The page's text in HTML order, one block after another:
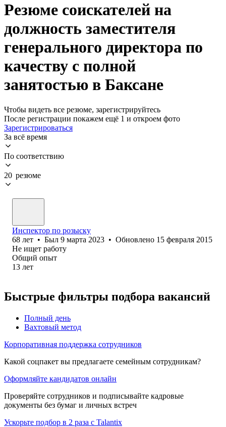
Резюме соискателей на
должность заместителя
генерального директора по
качеству с полной
занятостью в Баксане
Чтобы видеть все резюме, зарегистрируйтесь
После регистрации покажем ещё 1 и откроем фото
Зарегистрироваться
За всё время
По соответствию
20 резюме
Инспектор по розыску
68 лет • Был 9 марта 2023 • Обновлено 15 февраля 2015
Не ищет работу
Общий опыт
13 лет
Быстрые фильтры подбора вакансий
Полный день
Вахтовый метод
Корпоративная поддержка сотрудников
Какой соцпакет вы предлагаете семейным сотрудникам?
Оформляйте кандидатов онлайн
Проверяйте сотрудников и подписывайте кадровые
документы без бумаг и личных встреч
Ускорьте подбор в 2 раза с Talantix